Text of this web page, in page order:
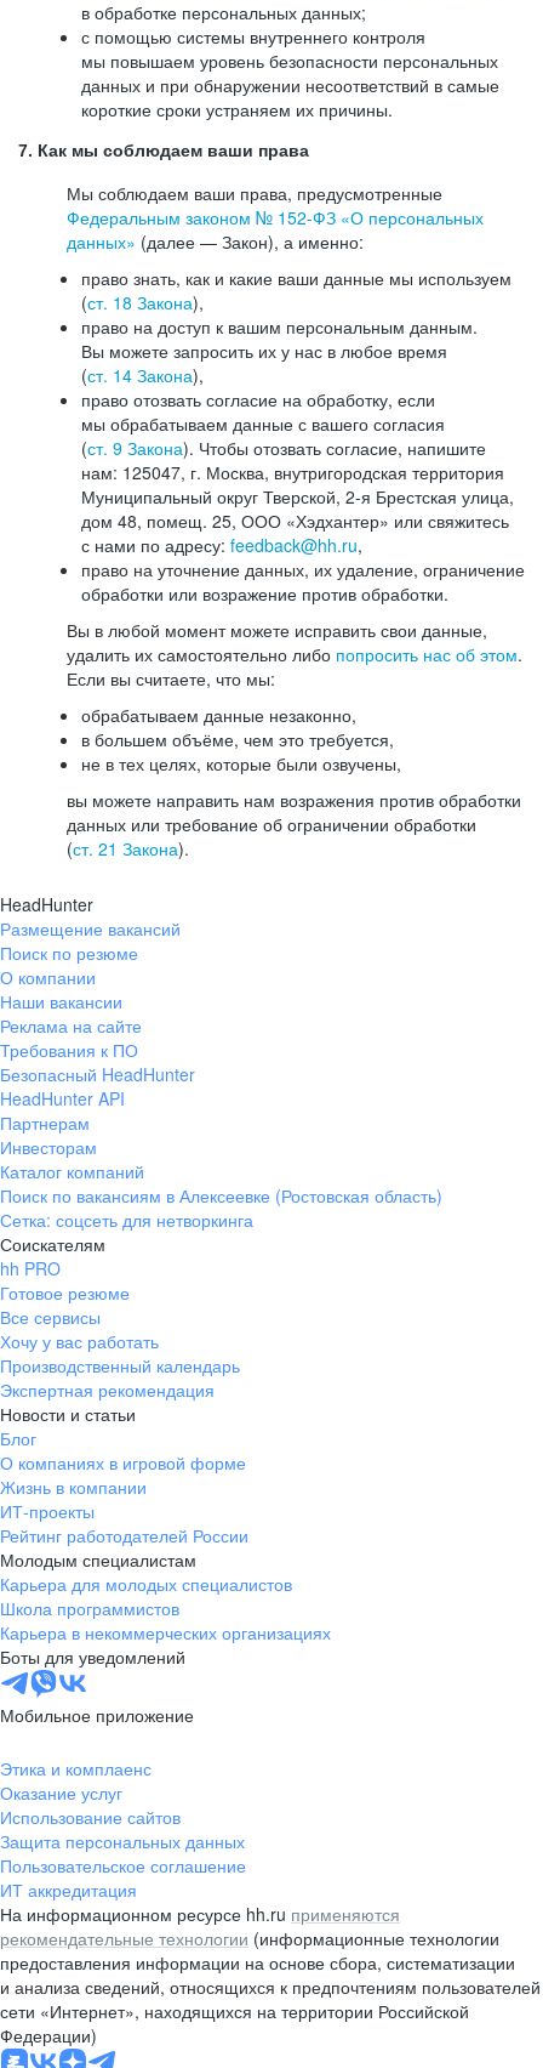
в обработке персональных данных;
с помощью системы внутреннего контроля
мы повышаем уровень безопасности персональных
данных и при обнаружении несоответствий в самые
короткие сроки устраняем их причины.
7. Как мы соблюдаем ваши права
Мы соблюдаем ваши права, предусмотренные
Федеральным законом № 152-ФЗ «О персональных
данных» (далее — Закон), а именно:
право знать, как и какие ваши данные мы используем
(ст. 18 Закона),
право на доступ к вашим персональным данным.
Вы можете запросить их у нас в любое время
(ст. 14 Закона),
право отозвать согласие на обработку, если
мы обрабатываем данные с вашего согласия
(ст. 9 Закона). Чтобы отозвать согласие, напишите
нам: 125047, г. Москва, внутригородская территория
Муниципальный округ Тверской, 2-я Брестская улица,
дом 48, помещ. 25, ООО «Хэдхантер» или свяжитесь
с нами по адресу: feedback@hh.ru,
право на уточнение данных, их удаление, ограничение
обработки или возражение против обработки.
Вы в любой момент можете исправить свои данные,
удалить их самостоятельно либо попросить нас об этом.
Если вы считаете, что мы:
обрабатываем данные незаконно,
в большем объёме, чем это требуется,
не в тех целях, которые были озвучены,
вы можете направить нам возражения против обработки
данных или требование об ограничении обработки
(ст. 21 Закона).
HeadHunter
Размещение вакансий
Поиск по резюме
О компании
Наши вакансии
Реклама на сайте
Требования к ПО
Безопасный HeadHunter
HeadHunter API
Партнерам
Инвесторам
Каталог компаний
Поиск по вакансиям в Алексеевке (Ростовская область)
Сетка: соцсеть для нетворкинга
Соискателям
hh PRO
Готовое резюме
Все сервисы
Хочу у вас работать
Производственный календарь
Экспертная рекомендация
Новости и статьи
Блог
О компаниях в игровой форме
Жизнь в компании
ИТ-проекты
Рейтинг работодателей России
Молодым специалистам
Карьера для молодых специалистов
Школа программистов
Карьера в некоммерческих организациях
Боты для уведомлений
Мобильное приложение
Этика и комплаенс
Оказание услуг
Использование сайтов
Защита персональных данных
Пользовательское соглашение
ИТ аккредитация
На информационном ресурсе hh.ru применяются
рекомендательные технологии (информационные технологии
предоставления информации на основе сбора, систематизации
и анализа сведений, относящихся к предпочтениям пользователей
сети «Интернет», находящихся на территории Российской
Федерации)